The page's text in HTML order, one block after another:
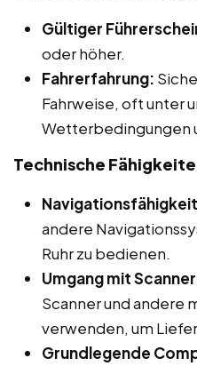
Gültiger
oder höher.
Fahrerfahrung:
Fahrweise, oft unter
Wetterbedingungen
Technische
andere
Ruhr zu bedienen.
Umgang mit
Scanner und andere
verwenden, um
Grundlegende